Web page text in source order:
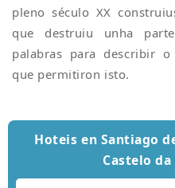
pleno século XX
que destruiu unha
palabras para describir
que permitiron isto.
Hoteis en Santiago
Castelo